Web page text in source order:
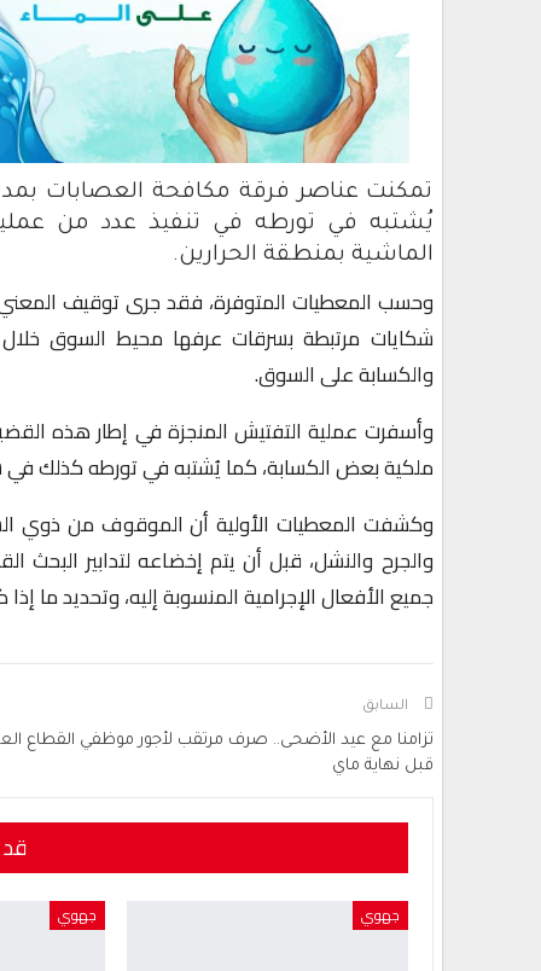
تمكنت عناصر فرقة مكافحة العصابات
يُشتبه في تورطه في تنفيذ عدد من
الماشية بمنطقة الحرارين.
وحسب المعطيات المتوفرة، فقد جرى توقيف المعني
شكايات مرتبطة بسرقات عرفها محيط السوق خلال
والكسابة على السوق.
وأسفرت عملية التفتيش المنجزة في إطار هذه
ملكية بعض الكسابة، كما يُشتبه في تورطه كذلك
وكشفت المعطيات الأولية أن الموقوف من ذوي
والجرح والنشل، قبل أن يتم إخضاعه لتدابير
جميع الأفعال الإجرامية المنسوبة إليه، وتحديد ما
السابق
تزامنا مع عيد الأضحى.. صرف مرتقب لأجور موظفي القطاع
قبل نهاية ماي
جهوي جهوي